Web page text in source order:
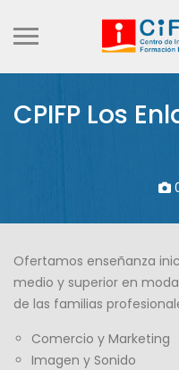
CPIFP Los
Ofertamos enseñanza
medio y superior en
de las familias
Comercio y Marketing
Imagen y Sonido